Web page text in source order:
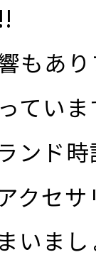
もあ
ていま
ンド
クセ
いま